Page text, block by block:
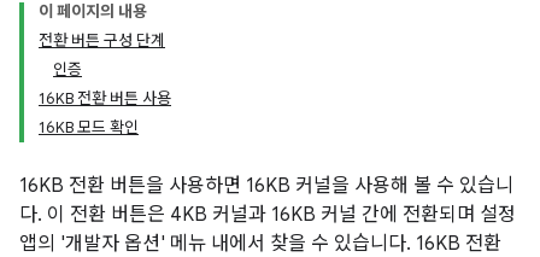
이 페이지의 내용
전환 버튼 구성 단계
인증
16KB 전환 버튼 사용
16KB 모드 확인
16KB 전환 버튼을 사용하면 16KB 커널을 사용해 볼 수 있습니
다. 이 전환 버튼은 4KB 커널과 16KB 커널 간에 전환되며 설정
앱의 '개발자 옵션' 메뉴 내에서 찾을 수 있습니다. 16KB 전환